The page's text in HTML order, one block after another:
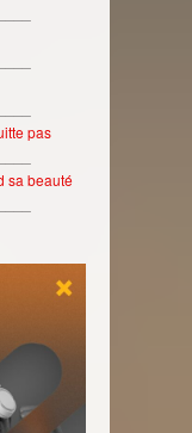
pas
sa beauté